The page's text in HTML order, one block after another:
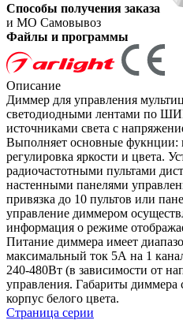
Способы получения заказа
и МО Самовывоз
Файлы и программы
Описание
Диммер для управления
светодиодными лентами по
источниками света с
Выполняет основные фукнции:
регулировка яркости и цвета.
радиочастотными пультами
настенными панелями
привязка до 10 пультов или
управление диммером
информация о режиме
Питание диммера имеет
максимальный ток 5А на 1
240-480Вт (в зависимости от
управления. Габариты диммера
корпус белого цвета.
Страница серии